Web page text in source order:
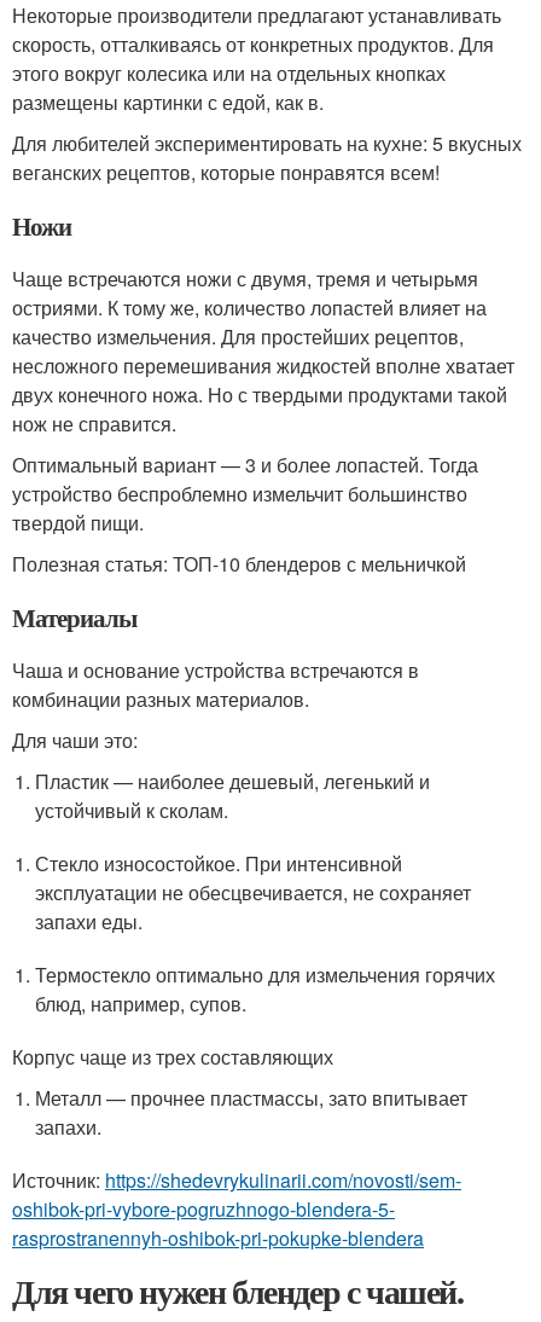
Некоторые производители предлагают устанавливать
скорость, отталкиваясь от конкретных продуктов. Для
этого вокруг колесика или на отдельных кнопках
размещены картинки с едой, как в.
Для любителей экспериментировать на кухне: 5 вкусных
веганских рецептов, которые понравятся всем!
Ножи
Чаще встречаются ножи с двумя, тремя и четырьмя
остриями. К тому же, количество лопастей влияет на
качество измельчения. Для простейших рецептов,
несложного перемешивания жидкостей вполне хватает
двух конечного ножа. Но с твердыми продуктами такой
нож не справится.
Оптимальный вариант — 3 и более лопастей. Тогда
устройство беспроблемно измельчит большинство
твердой пищи.
Полезная статья: ТОП-10 блендеров с мельничкой
Материалы
Чаша и основание устройства встречаются в
комбинации разных материалов.
Для чаши это:
Пластик — наиболее дешевый, легенький и
устойчивый к сколам.
Стекло износостойкое. При интенсивной
эксплуатации не обесцвечивается, не сохраняет
запахи еды.
Термостекло оптимально для измельчения горячих
блюд, например, супов.
Корпус чаще из трех составляющих
Металл — прочнее пластмассы, зато впитывает
запахи.
Источник: https://shedevrykulinarii.com/novosti/sem-
oshibok-pri-vybore-pogruzhnogo-blendera-5-
rasprostranennyh-oshibok-pri-pokupke-blendera
Для чего нужен блендер с чашей.